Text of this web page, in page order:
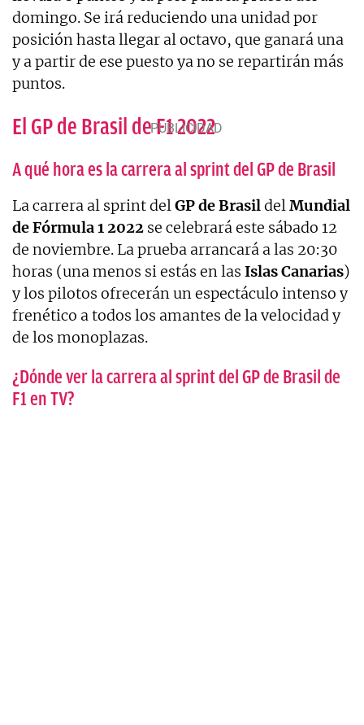
domingo. Se irá reduciendo una unidad por
posición hasta llegar al octavo, que ganará una
y a partir de ese puesto ya no se repartirán más
puntos.
El GP de Brasil de F1 2022
A qué hora es la carrera al sprint del GP de Brasil
La carrera al sprint delGP de BrasildelMundial
de Fórmula 1 2022 se celebrará este sábado 12
de noviembre. La prueba arrancará a las 20:30
horas (una menos si estás en las Islas Canarias)
y los pilotos ofrecerán un espectáculo intenso y
frenético a todos los amantes de la velocidad y
de los monoplazas.
¿Dónde ver la carrera al sprint del GP de Brasil de
F1 en TV?